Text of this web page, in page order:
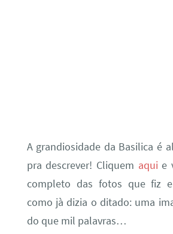
A grandiosidade da Basilica é
pra descrever! Cliquem aqui e
completo das fotos que fiz
como jà dizia o ditado: uma
do que mil palavras…